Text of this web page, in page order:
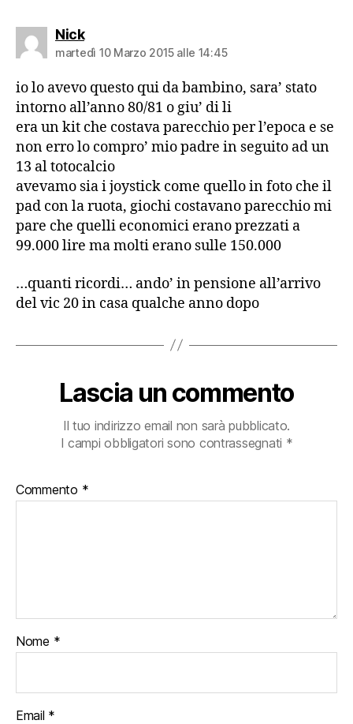
Nickdice:
martedì 10 Marzo 2015 alle 14:45
io lo avevo questo qui da bambino, sara’ stato
intorno all’anno 80/81 o giu’ di li
era un kit che costava parecchio per l’epoca e se
non erro lo compro’ mio padre in seguito ad un
13 al totocalcio
avevamo sia i joystick come quello in foto che il
pad con la ruota, giochi costavano parecchio mi
pare che quelli economici erano prezzati a
99.000 lire ma molti erano sulle 150.000
…quanti ricordi… ando’ in pensione all’arrivo
del vic 20 in casa qualche anno dopo
Lascia un commento
Il tuo indirizzo email non sarà pubblicato.
I campi obbligatori sono contrassegnati *
Commento *
Nome *
Email *